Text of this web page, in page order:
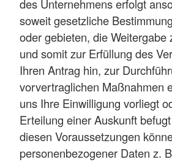
des Unternehmens erfolgt
soweit gesetzliche
oder gebieten, die Weitergabe
und somit zur Erfüllung des
Ihren Antrag hin, zur
vorvertraglichen Maßnahmen
uns Ihre Einwilligung vorliegt
Erteilung einer Auskunft
diesen Voraussetzungen
personenbezogener Daten z.